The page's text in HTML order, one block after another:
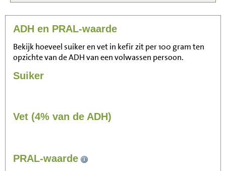
ADH en PRAL-waarde
Bekijk hoeveel suiker en vet in kefir zit per 100 gram ten
opzichte van de ADH van een volwassen persoon.
Suiker
Vet (4% van de ADH)
PRAL-waarde
Zitten, tv kijken